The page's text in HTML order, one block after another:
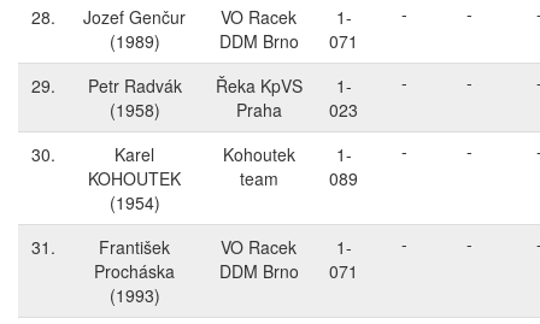
28.
Jozef Genčur
(1989)
VO Racek
DDM Brno
1-
071
- -
29.
Petr Radvák
(1958)
Řeka KpVS
Praha
1-
023
- -
30.
Karel
KOHOUTEK
(1954)
Kohoutek
team
1-
089
- -
31.
František
Procháska
(1993)
VO Racek
DDM Brno
1-
071
- -